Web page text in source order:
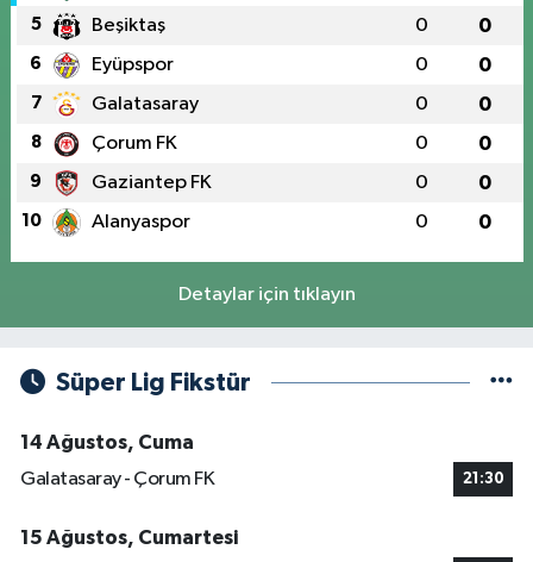
5 Beşiktaş 0 0
6 Eyüpspor 0 0
7 Galatasaray 0 0
8 Çorum FK 0 0
9 Gaziantep FK 0 0
10 Alanyaspor 0 0
Detaylar için tıklayın
Süper Lig Fikstür
14 Ağustos, Cuma
Galatasaray - Çorum FK
21:30
15 Ağustos, Cumartesi